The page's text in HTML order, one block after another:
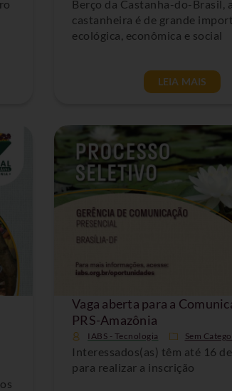
Berço da Castanha-do-Brasil,
castanheira é de grande
ecológica, econômica e social
LEIA MAIS
Vaga aberta para a
PRS-Amazônia
IABS - Tecnologia Sem
Interessados(as) têm até 16
para realizar a inscrição